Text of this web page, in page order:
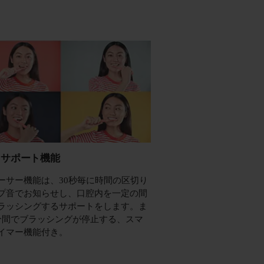
ポート機能
サー機能は、30秒毎に時間の区切り
音でお知らせし、口腔内を一定の間
ッシングするサポートをします。ま
でブラッシングが停止する、スマ
マー機能付き。